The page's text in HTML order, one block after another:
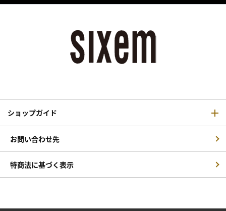
ショップガイド
お問い合わせ先
特商法に基づく表示